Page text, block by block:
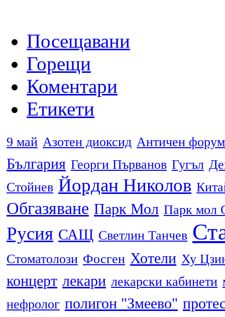
Посещавани
Горещи
Коментари
Етикети
9 май Азотен диоксид Античен форум
България Георги Първанов Гугъл
Стойнев Йордан Николов
Обгазяване Парк Мол Парк мол
Русия САЩ Светлин Танчев
Стоматолози Фосген Хотели Ху
концерт лекари лекарски кабинети
нефролог полигон "Змеево"